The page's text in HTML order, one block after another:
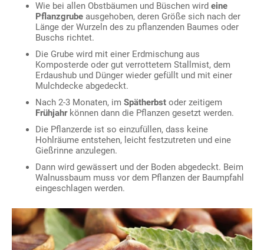
Wie bei allen Obstbäumen und Büschen wird eine
Pflanzgrube ausgehoben, deren Größe sich nach der
Länge der Wurzeln des zu pflanzenden Baumes oder
Buschs richtet.
Die Grube wird mit einer Erdmischung aus
Komposterde oder gut verrottetem Stallmist, dem
Erdaushub und Dünger wieder gefüllt und mit einer
Mulchdecke abgedeckt.
Nach 2-3 Monaten, im Spätherbst oder zeitigem
Frühjahrkönnen dann die Pflanzen gesetzt werden.
Die Pflanzerde ist so einzufüllen, dass keine
Hohlräume entstehen, leicht festzutreten und eine
Gießrinne anzulegen.
Dann wird gewässert und der Boden abgedeckt. Beim
Walnussbaum muss vor dem Pflanzen der Baumpfahl
eingeschlagen werden.